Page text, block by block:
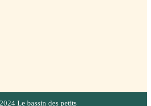
Le bassin des petits